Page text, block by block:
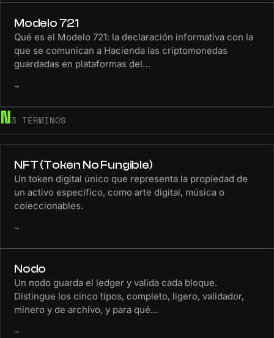
Modelo 721
Qué es el Modelo 721: la declaración informativa con la
que se comunican a Hacienda las criptomonedas
guardadas en plataformas del…
→
N3 TÉRMINOS
NFT (Token No Fungible)
Un token digital único que representa la propiedad de
un activo específico, como arte digital, música o
coleccionables.
→
Nodo
Un nodo guarda el ledger y valida cada bloque.
Distingue los cinco tipos, completo, ligero, validador,
minero y de archivo, y para qué…
→